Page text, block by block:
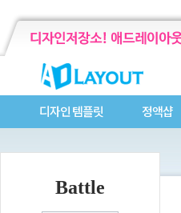
디자인 템플릿 정액샵
Battle